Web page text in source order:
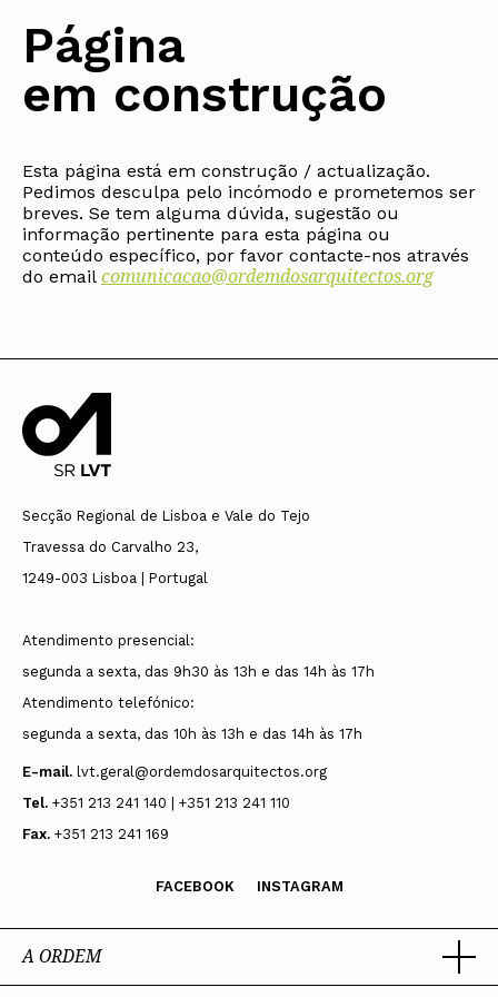
Nacional
Conselho Fiscal
Conselho Diretivo Regional
Conselho de Disciplina
Regional
Colégios
CAU
Glossário de
Arquitectura de
Autor
Protocolos
Institucionais
Protocolos Comerciais
SILUC
Apoio jurídico
Madeira
Açores
Notícias
Centro
Lisboa e Vale do Tejo
Alentejo
Algarve
Madeira
Açores
Página
em construção
Esta página está em construção / actualização.
Pedimos desculpa pelo incómodo e prometemos ser
breves. Se tem alguma dúvida, sugestão ou
informação pertinente para esta página ou
conteúdo específico, por favor contacte-nos através
do email comunicacao@ordemdosarquitectos.org
Secção Regional de Lisboa e Vale do Tejo
Travessa do Carvalho 23,
1249-003 Lisboa | Portugal
Atendimento presencial:
segunda a sexta, das 9h30 às 13h e das 14h às 17h
Atendimento telefónico:
segunda a sexta, das 10h às 13h e das 14h às 17h
E-mail. lvt.geral@ordemdosarquitectos.org
Tel. +351 213 241 140 | +351 213 241 110
Fax. +351 213 241 169
FACEBOOK INSTAGRAM
A ORDEM